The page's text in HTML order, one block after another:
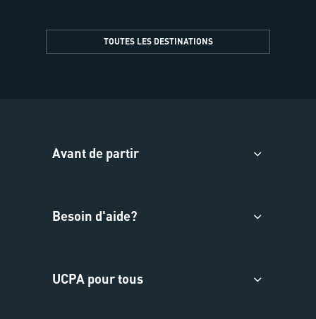
TOUTES LES DESTINATIONS
Avant de partir
Besoin d'aide?
UCPA pour tous